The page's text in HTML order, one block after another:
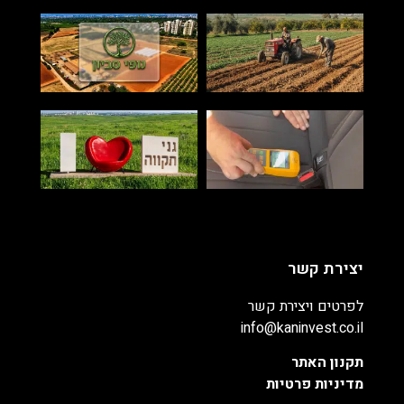
יצירת קשר
לפרטים ויצירת קשר
info@kaninvest.co.il
תקנון האתר
מדיניות פרטיות